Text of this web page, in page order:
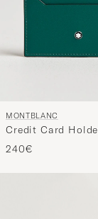
MONTBLANC
Credit Card
240€